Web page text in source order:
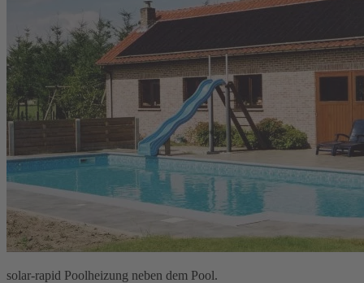
solar-rapid Poolheizung neben dem Pool.